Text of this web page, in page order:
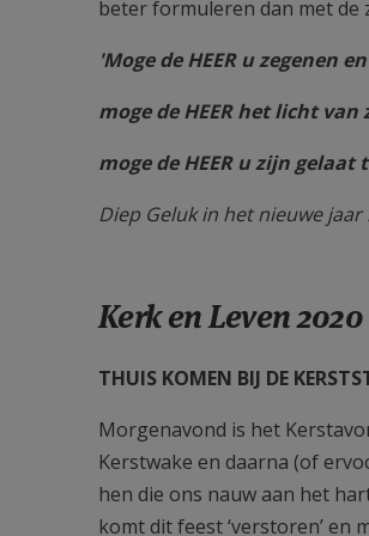
beter formuleren dan met de
'Moge de HEER u zegenen
moge de HEER het licht
moge de HEER u zijn gelaat
Diep Geluk in het nieuwe jaar
Kerk en Leven
THUIS KOMEN BIJ DE
Morgenavond is het
Kerstwake en daarna (of
hen die ons nauw aan het
komt dit feest ‘verstoren’ en